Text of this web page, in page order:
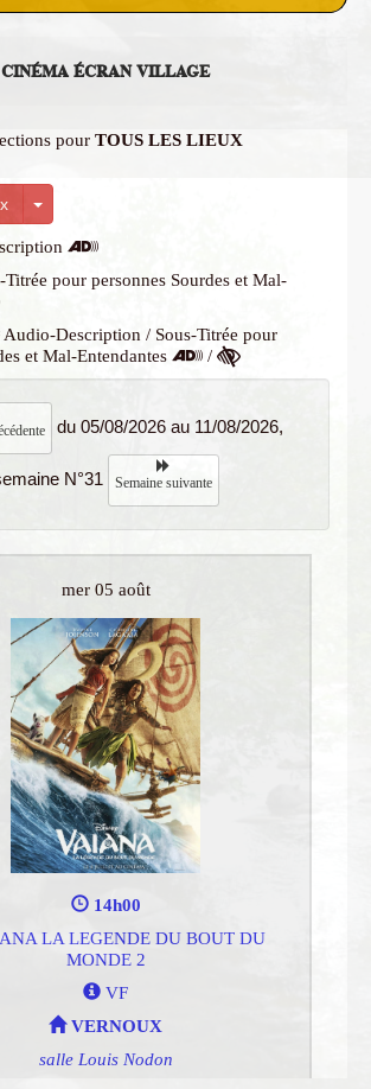
CINÉMA ÉCRAN VILLAGE